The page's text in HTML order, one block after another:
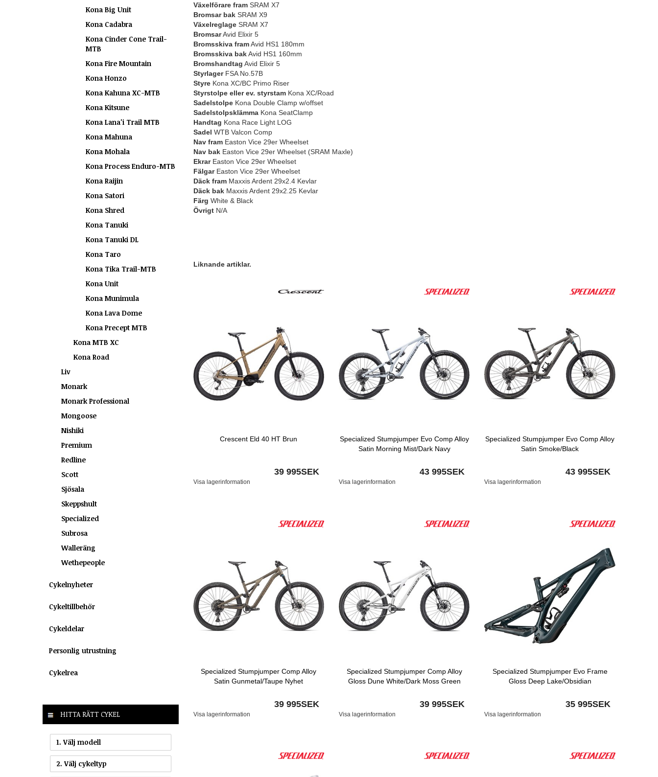
Kona Big Unit
Kona Cadabra
Kona Cinder Cone Trail-
MTB
Kona Fire Mountain
Kona Honzo
Kona Kahuna XC-MTB
Kona Kitsune
Kona Lana'i Trail MTB
Kona Mahuna
Kona Mohala
Kona Process Enduro-MTB
Kona Raijin
Kona Satori
Kona Shred
Kona Tanuki
Kona Tanuki DL
Kona Taro
Kona Tika Trail-MTB
Kona Unit
Kona Munimula
Kona Lava Dome
Kona Precept MTB
Kona MTB XC
Kona Road
Liv
Monark
Monark Professional
Mongoose
Nishiki
Premium
Redline
Scott
Sjösala
Skeppshult
Specialized
Subrosa
Walleräng
Wethepeople
Cykelnyheter
Cykeltillbehör
Cykeldelar
Personlig utrustning
Cykelrea
HITTA RÄTT CYKEL
1. Välj modell
2. Välj cykeltyp
Växelförare framSRAM X7
Bromsar bakSRAM X9
VäxelreglageSRAM X7
BromsarAvid Elixir 5
Bromsskiva framAvid HS1 180mm
Bromsskiva bakAvid HS1 160mm
Bromshandtag Avid Elixir 5
StyrlagerFSA No.57B
StyreKona XC/BC Primo Riser
Styrstolpe eller ev. styrstamKona XC/Road
SadelstolpeKona Double Clamp w/offset
SadelstolpsklämmaKona SeatClamp
Handtag Kona Race Light LOG
Sadel WTB Valcon Comp
Nav framEaston Vice 29er Wheelset
Nav bakEaston Vice 29er Wheelset (SRAM Maxle)
EkrarEaston Vice 29er Wheelset
FälgarEaston Vice 29er Wheelset
Däck framMaxxis Ardent 29x2.4 Kevlar
Däck bakMaxxis Ardent 29x2.25 Kevlar
Färg White & Black
ÖvrigtN/A
Liknande artiklar.
Crescent Eld 40 HT Brun
39 995SEK
Visa lagerinformation
Specialized Stumpjumper Evo Comp Alloy
Satin Morning Mist/Dark Navy
43 995SEK
Visa lagerinformation
Specialized Stumpjumper Evo Comp Alloy
Satin Smoke/Black
43 995SEK
Visa lagerinformation
Specialized Stumpjumper Comp Alloy
Satin Gunmetal/Taupe Nyhet
39 995SEK
Visa lagerinformation
Specialized Stumpjumper Comp Alloy
Gloss Dune White/Dark Moss Green
39 995SEK
Visa lagerinformation
Specialized Stumpjumper Evo Frame
Gloss Deep Lake/Obsidian
35 995SEK
Visa lagerinformation